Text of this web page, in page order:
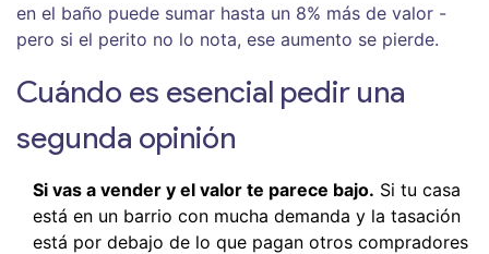
en el baño puede sumar hasta un 8% más de valor -
pero si el perito no lo nota, ese aumento se pierde.
Cuándo es esencial pedir una
segunda opinión
Si vas a vender y el valor te parece bajo. Si tu casa
está en un barrio con mucha demanda y la tasación
está por debajo de lo que pagan otros compradores